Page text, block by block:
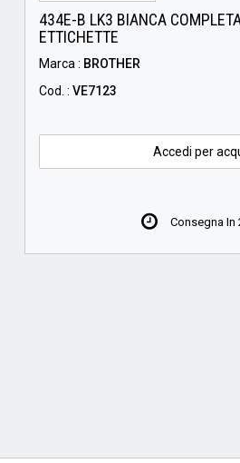
434E-B LK3 BIANCA
ETTICHETTE
Marca : BROTHER
Cod. : VE7123
Accedi per
Consegna In